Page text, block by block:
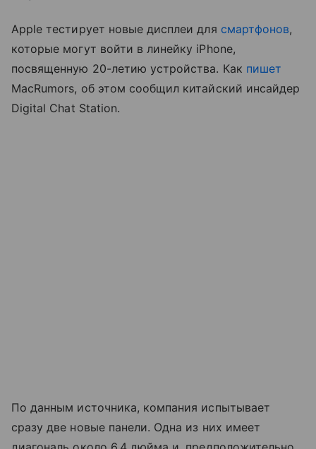
Apple тестирует новые дисплеи для смартфонов,
которые могут войти в линейку iPhone,
посвященную 20-летию устройства. Как пишет
MacRumors, об этом сообщил китайский инсайдер
Digital Chat Station.
По данным источника, компания испытывает
сразу две новые панели. Одна из них имеет